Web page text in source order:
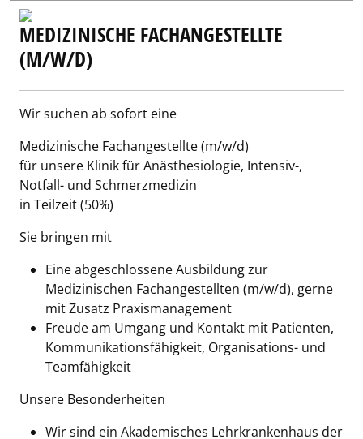
MEDIZINISCHE FACHANGESTELLTE
(M/W/D)
Wir suchen ab sofort eine
Medizinische Fachangestellte (m/w/d)
für unsere Klinik für Anästhesiologie, Intensiv-,
Notfall- und Schmerzmedizin
in Teilzeit (50%)
Sie bringen mit
Eine abgeschlossene Ausbildung zur
Medizinischen Fachangestellten (m/w/d), gerne
mit Zusatz Praxismanagement
Freude am Umgang und Kontakt mit Patienten,
Kommunikationsfähigkeit, Organisations- und
Teamfähigkeit
Unsere Besonderheiten
Wir sind ein Akademisches Lehrkrankenhaus der